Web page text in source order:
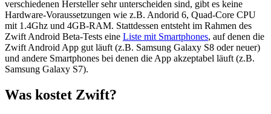
verschiedenen Hersteller sehr unterscheiden sind, gibt es keine
Hardware-Voraussetzungen wie z.B. Andorid 6, Quad-Core CPU
mit 1.4Ghz und 4GB-RAM. Stattdessen entsteht im Rahmen des
Zwift Android Beta-Tests eine Liste mit Smartphones, auf denen die
Zwift Android App gut läuft (z.B. Samsung Galaxy S8 oder neuer)
und andere Smartphones bei denen die App akzeptabel läuft (z.B.
Samsung Galaxy S7).
Was kostet Zwift?